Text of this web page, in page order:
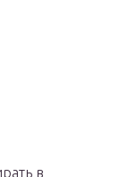
в